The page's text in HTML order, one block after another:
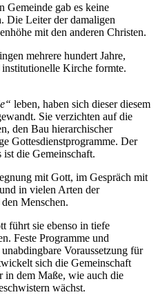
Gemeinde gab es keine
Die Leiter der damaligen
mit den anderen Christen.
mehrere hundert Jahre,
Kirche formte.
leben, haben sich dieser diesem
Sie verzichten auf die
den Bau hierarchischer
Gottesdienstprogramme. Der
die Gemeinschaft.
mit Gott, im Gespräch mit
in vielen Arten der
Menschen.
führt sie ebenso in tiefe
Feste Programme und
Voraussetzung für
sich die Gemeinschaft
in dem Maße, wie auch die
wächst.